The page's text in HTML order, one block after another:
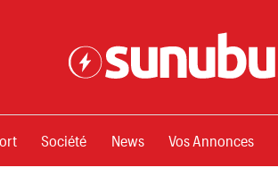
Société News Vos Annonces